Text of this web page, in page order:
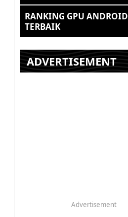
RANKING GPU ANDROID
TERBAIK
ADVERTISEMENT
Advertisement